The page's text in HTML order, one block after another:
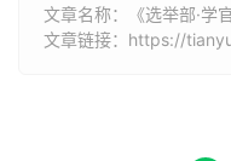
文章名称：《选举部·学官
文章链接： https://